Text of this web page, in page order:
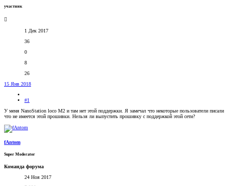
участник
1 Дек 2017
36
0
8
26
15 Янв 2018
#1
У меня NanoStation loco M2 и там нет этой поддержки. Я замечал что некоторые пользователи писали
что не имеется этой прошивки. Нельзя ли выпустить прошивку с поддержкой этой сети?
fAntom
Super Moderator
Команда форума
24 Ноя 2017